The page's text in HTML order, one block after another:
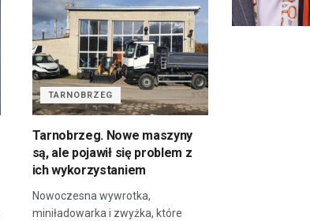
TARNOBRZEG
Tarnobrzeg. Nowe maszyny
są, ale pojawił się problem z
ich wykorzystaniem
Nowoczesna wywrotka,
miniładowarka i zwyżka, które